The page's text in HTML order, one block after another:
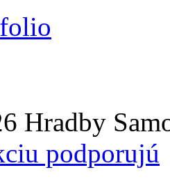
Hradby
podporujú